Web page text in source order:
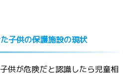
子供の保護施設の現状
供が危険だと認識したら児童相